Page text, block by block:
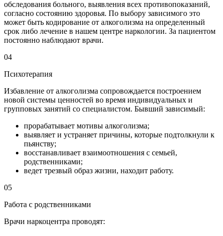
обследования больного, выявления всех противопоказаний,
согласно состоянию здоровья. По выбору зависимого это
может быть кодирование от алкоголизма на определенный
срок либо лечение в нашем центре наркологии. За пациентом
постоянно наблюдают врачи.
04
Психотерапия
Избавление от алкоголизма сопровождается построением
новой системы ценностей во время индивидуальных и
групповых занятий со специалистом. Бывший зависимый:
прорабатывает мотивы алкоголизма;
выявляет и устраняет причины, которые подтолкнули к
пьянству;
восстанавливает взаимоотношения с семьей,
родственниками;
ведет трезвый образ жизни, находит работу.
05
Работа с родственниками
Врачи наркоцентра проводят: